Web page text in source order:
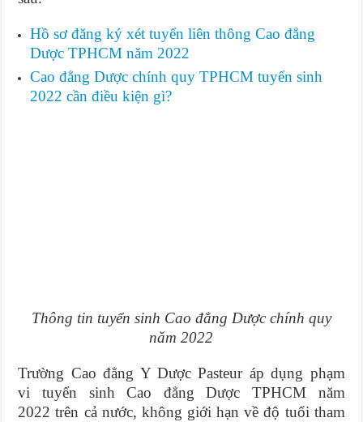
Hồ sơ đăng ký xét tuyển liên thông Cao đẳng
Dược TPHCM năm 2022
Cao đẳng Dược chính quy TPHCM tuyển sinh
2022 cần điều kiện gì?
Thông tin tuyển sinh Cao đẳng Dược chính quy
năm 2022
Trường Cao đẳng Y Dược Pasteur áp dụng phạm
vi tuyển sinh Cao đẳng Dược TPHCM năm
2022 trên cả nước, không giới hạn về độ tuổi tham